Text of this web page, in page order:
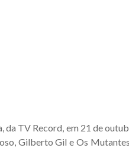
TV Record, em 21 de
Gilberto Gil e Os